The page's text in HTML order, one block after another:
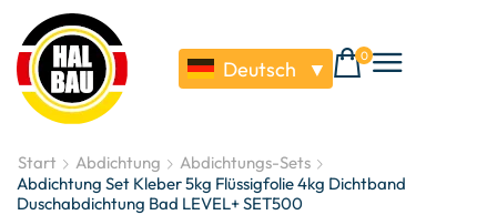
Deutsch ▼
0
Start Abdichtung
Abdichtungs-Sets
Abdichtung Set Kleber 5kg Flüssigfolie 4kg Dichtband
Duschabdichtung Bad LEVEL+ SET500